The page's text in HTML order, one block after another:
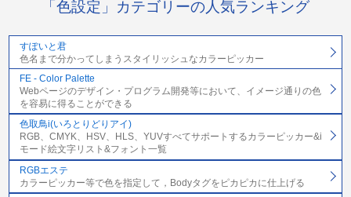
「色設定」カテゴリーの人気ランキング
すぽいと君
色名まで分かってしまうスタイリッシュなカラーピッカー
FE - Color Palette
Webページのデザイン・プログラム開発等において、イメージ通りの色
を容易に得ることができる
色取鳥i(いろとりどりアイ)
RGB、CMYK、HSV、HLS、YUVすべてサポートするカラーピッカー&i
モード絵文字リスト&フォント一覧
RGBエステ
カラーピッカー等で色を指定して，Bodyタグをピカピカに仕上げる